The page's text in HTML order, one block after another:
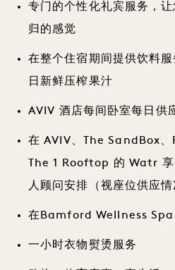
专门的个性化礼宾服务，
归的感觉
在整个住宿期间提供饮料
日新鲜压榨果汁
AVIV 酒店每间卧室每日供
在 AVIV、The SandBox
The 1 Rooftop 的 Watr 享
人顾问安排（视座位供应情
在Bamford Wellness Spa
一小时衣物熨烫服务